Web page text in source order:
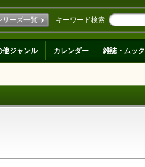
キーワード検索
リーズ一覧
他ジャンル カレンダー 雑誌・ムック